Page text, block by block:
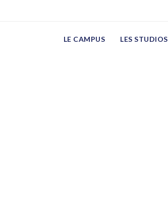
LE CAMPUS LES STUDIOS